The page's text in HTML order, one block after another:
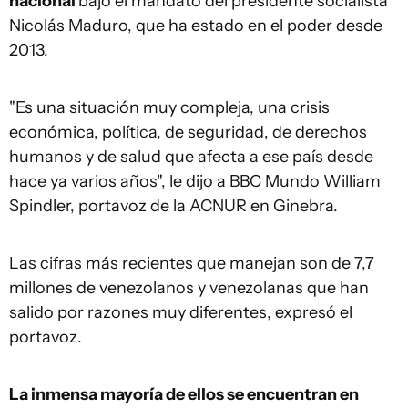
Nicolás Maduro, que ha estado en el poder desde
2013.
"Es una situación muy compleja, una crisis
económica, política, de seguridad, de derechos
humanos y de salud que afecta a ese país desde
hace ya varios años", le dijo a BBC Mundo William
Spindler, portavoz de la ACNUR en Ginebra.
Las cifras más recientes que manejan son de 7,7
millones de venezolanos y venezolanas que han
salido por razones muy diferentes, expresó el
portavoz.
La inmensa mayoría de ellos se encuentran en